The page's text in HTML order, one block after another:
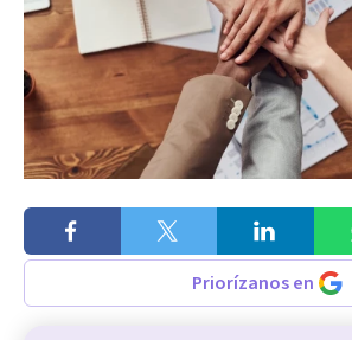
Priorízanos en